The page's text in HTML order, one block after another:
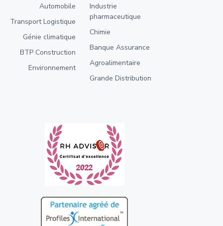
Automobile
Transport Logistique
Génie climatique
BTP Construction
Environnement
Industrie
pharmaceutique
Chimie
Banque Assurance
Agroalimentaire
Grande Distribution